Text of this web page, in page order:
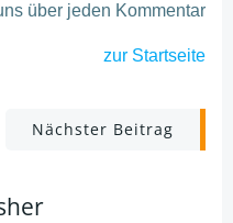
über jeden Kommentar
zur Startseite
Post
Nächster Beitrag